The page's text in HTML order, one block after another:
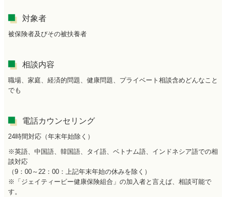
対象者
被保険者及びその被扶養者
相談内容
職場、家庭、経済的問題、健康問題、プライベート相談含めどんなこと
でも
電話カウンセリング
24時間対応（年末年始除く）
※英語、中国語、韓国語、タイ語、ベトナム語、インドネシア語での相
談対応
（9：00～22：00：上記年末年始の休みを除く）
※「ジェイティービー健康保険組合」の加入者と言えば、相談可能で
す。